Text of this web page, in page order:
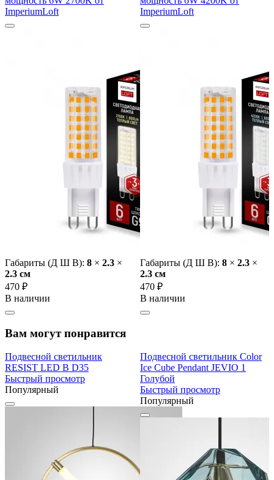
ImperiumLoft
Габариты (Д Ш В): 8 × 2.3 ×
2.3 cм
470 ₽
В наличии
ImperiumLoft
Габариты (Д Ш В): 8 × 2.3 ×
2.3 cм
470 ₽
В наличии
Вам могут понравится
Подвесной светильник
RESIST LED B D35
Быстрый просмотр
Популярный
Подвесной светильник Color
Ice Cube Pendant JEVIO 1
Голубой
Быстрый просмотр
Популярный